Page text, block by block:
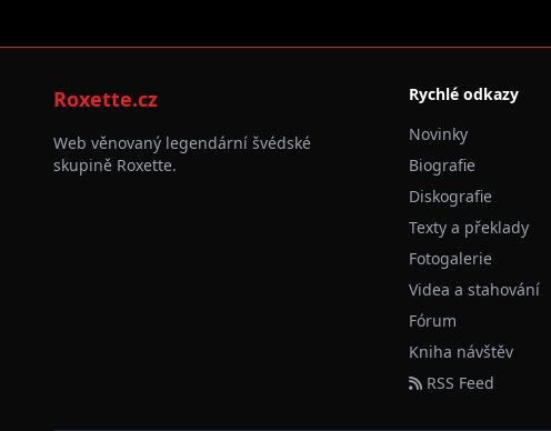
Roxette.cz
Web věnovaný legendární švédské
skupině Roxette.
Rychlé odkazy
Novinky
Biografie
Diskografie
Texty a překlady
Fotogalerie
Videa a stahování
Fórum
Kniha návštěv
RSS Feed